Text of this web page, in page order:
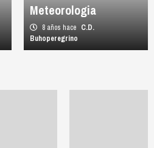
Meteorologia
8 años hace C.D.
Buhoperegrino